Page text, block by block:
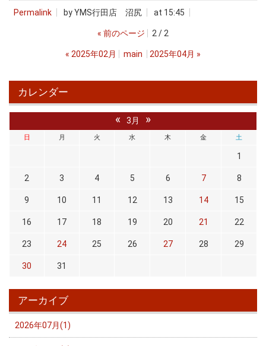
Permalink by YMS行田店 沼尻 at 15:45
« 前のページ 2 / 2
« 2025年02月 main 2025年04月 »
カレンダー
« 3月 »
日 月 火 水 木 金 土
1
2 3 4 5 6 7 8
9 10 11 12 13 14 15
16 17 18 19 20 21 22
23 24 25 26 27 28 29
30 31
アーカイブ
2026年07月(1)